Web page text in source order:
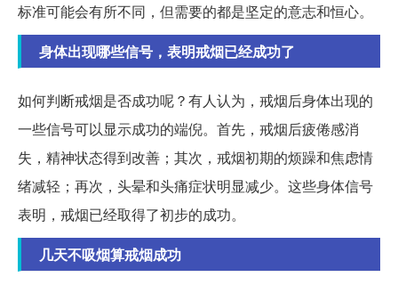
标准可能会有所不同，但需要的都是坚定的意志和恒心。
身体出现哪些信号，表明戒烟已经成功了
如何判断戒烟是否成功呢？有人认为，戒烟后身体出现的
一些信号可以显示成功的端倪。首先，戒烟后疲倦感消
失，精神状态得到改善；其次，戒烟初期的烦躁和焦虑情
绪减轻；再次，头晕和头痛症状明显减少。这些身体信号
表明，戒烟已经取得了初步的成功。
几天不吸烟算戒烟成功